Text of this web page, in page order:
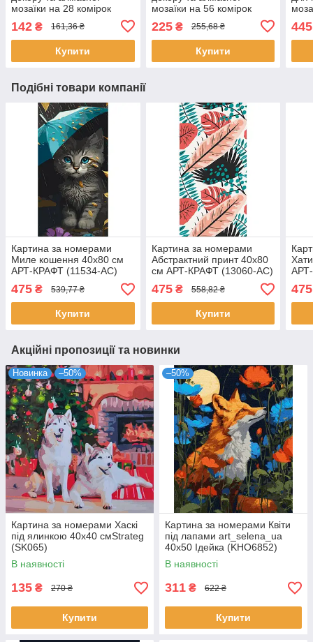
мозаїки на 28 комірок
142 ₴ 161,36 ₴
Купити
мозаїки на 56 комірок
225₴ 255,68 ₴
Купити
445
Подібні товари компанії
Картина за номерами
Миле кошення 40х80 см
АРТ-КРАФТ (11534-AC)
475 ₴ 539,77 ₴
Купити
Картина за номерами
Абстрактний принт 40х80
см АРТ-КРАФТ (13060-AC)
475₴ 558,82 ₴
Купити
475
Акційні пропозиції та новинки
Новинка –50%
Картина за номерами Хаскі
під ялинкою 40х40 смStrateg
(SK065)
В наявності
135 ₴ 270 ₴
Купити
–50%
Картина за номерами Квіти
під лапами art_selena_ua
40х50 Ідейка (KHO6852)
В наявності
311 ₴ 622 ₴
Купити